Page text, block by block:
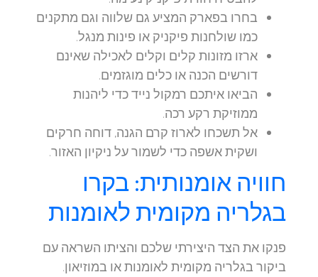
בחרו בפארק המציע גם שלווה וגם מתקנים
כמו שולחנות פיקניק או פינות מנגל.
ארזו מזונות קלים וקלים לאכילה שאינם
דורשים הכנה או כלים מוגזמים.
הביאו איתכם רמקול נייד כדי ליהנות
ממוזיקת רקע רכה.
אל תשכחו לארוז קרם הגנה, דוחה חרקים
ושקית אשפה כדי לשמור על ניקיון האזור.
חוויה אומנותית: בקרו
בגלריה מקומית לאומנות
פנקו את הצד היצירתי שלכם והציתו השראה עם
ביקור בגלריה מקומית לאומנות או במוזיאון.